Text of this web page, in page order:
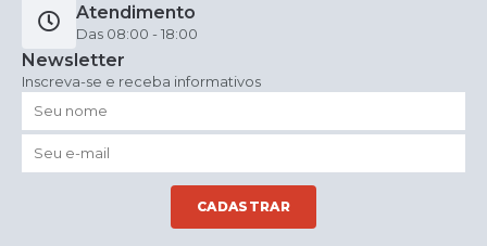
Atendimento
Das 08:00 - 18:00
Newsletter
Inscreva-se e receba informativos
CADASTRAR